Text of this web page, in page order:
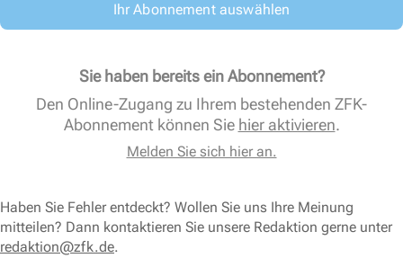
Ihr Abonnement auswählen
Sie haben bereits ein Abonnement?
Den Online-Zugang zu Ihrem bestehenden ZFK-
Abonnement können Sie hier aktivieren.
Melden Sie sich hier an.
Haben Sie Fehler entdeckt? Wollen Sie uns Ihre Meinung
mitteilen? Dann kontaktieren Sie unsere Redaktion gerne unter
redaktion@zfk.de.